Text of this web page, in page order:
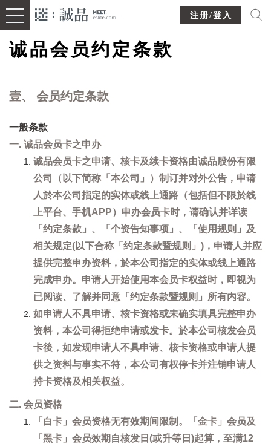
注册/登入
诚品会员约定条款
壹、 会员约定条款
一般条款
一. 诚品会员卡之申办
诚品会员卡之申请、核卡及续卡资格由诚品股份有限
公司（以下简称「本公司」）制订并对外公告，申请
人於本公司指定的实体或线上通路（包括但不限於线
上平台、手机APP）申办会员卡时，请确认并详读
「约定条款」、「个资告知事项」、「使用规则」及
相关规定(以下合称「约定条款暨规则」)，申请人并应
提供完整申办资料，於本公司指定的实体或线上通路
完成申办。申请人开始使用本会员卡权益时，即视为
已阅读、了解并同意「约定条款暨规则」所有内容。
如申请人不具申请、核卡资格或未确实填具完整申办
资料，本公司得拒绝申请或发卡。於本公司核发会员
卡後，如发现申请人不具申请、核卡资格或申请人提
供之资料与事实不符，本公司有权停卡并注销申请人
持卡资格及相关权益。
二. 会员资格
「白卡」会员资格无有效期间限制。「金卡」会员及
「黑卡」会员效期自核发日(或升等日)起算，至满12